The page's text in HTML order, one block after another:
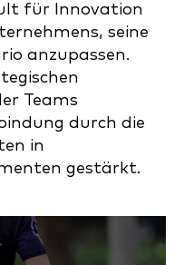
für Innovation
seine
anzupassen.
Teams
durch die
in
gestärkt.